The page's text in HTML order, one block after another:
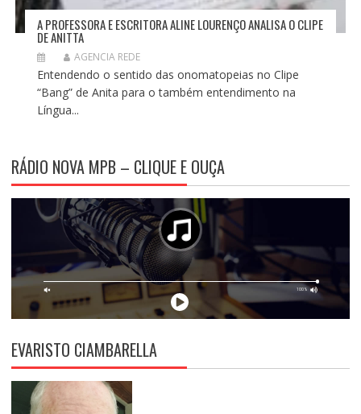
A PROFESSORA E ESCRITORA ALINE LOURENÇO ANALISA O CLIPE
DE ANITTA
AGENCIA REDE
Entendendo o sentido das onomatopeias no Clipe
“Bang” de Anita para o também entendimento na
Língua...
RÁDIO NOVA MPB – CLIQUE E OUÇA
EVARISTO CIAMBARELLA